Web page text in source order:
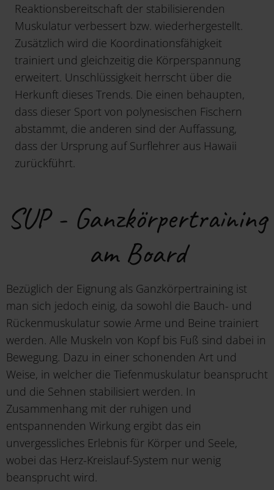
Reaktionsbereitschaft der stabilisierenden
Muskulatur verbessert bzw. wiederhergestellt.
Zusätzlich wird die Koordinationsfähigkeit
trainiert und gleichzeitig die Körperspannung
erweitert. Unschlüssigkeit herrscht über die
Herkunft dieses Trends. Die einen behaupten,
dass dieser Sport von polynesischen Fischern
abstammt, die anderen sind der Auffassung,
dass der Ursprung auf Surflehrer aus Hawaii
zurückführt.
SUP - Ganzkörpertraining
am Board
Bezüglich der Eignung als Ganzkörpertraining ist
man sich jedoch einig, da sowohl die Bauch- und
Rückenmuskulatur sowie Arme und Beine trainiert
werden. Alle Muskeln von Kopf bis Fuß sind dabei in
Bewegung. Dazu in einer schonenden Art und
Weise, in welcher die Tiefenmuskulatur beansprucht
und die Sehnen stabilisiert werden. In
Zusammenhang mit der ruhigen und
entspannenden Wirkung ergibt das ein
unvergessliches Erlebnis für Körper und Seele,
wobei das Herz-Kreislauf-System nur wenig
beansprucht wird.